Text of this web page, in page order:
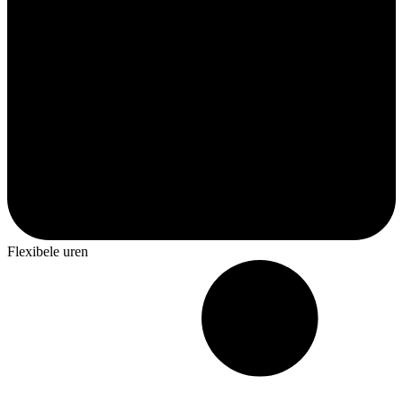
Flexibele uren